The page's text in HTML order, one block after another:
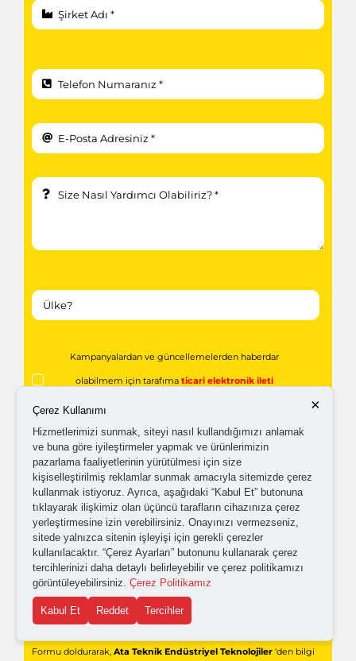
Kampanyalardan ve güncellemelerden haberdar
olabilmem için tarafımaticari elektronik ileti
Kişisel verilerimin işlenmesine yönelikaydınlatma ve
açık rıza metni'ni okudum,onaylıyorum.
Gönder
Formu doldurarak, Ata Teknik Endüstriyel Teknolojiler'den bilgi
×
Çerez Kullanımı
Hizmetlerimizi sunmak, siteyi nasıl kullandığımızı anlamak
ve buna göre iyileştirmeler yapmak ve ürünlerimizin
pazarlama faaliyetlerinin yürütülmesi için size
kişiselleştirilmiş reklamlar sunmak amacıyla sitemizde çerez
kullanmak istiyoruz. Ayrıca, aşağıdaki “Kabul Et” butonuna
tıklayarak ilişkimiz olan üçüncü tarafların cihazınıza çerez
yerleştirmesine izin verebilirsiniz. Onayınızı vermezseniz,
sitede yalnızca sitenin işleyişi için gerekli çerezler
kullanılacaktır. “Çerez Ayarları” butonunu kullanarak çerez
tercihlerinizi daha detaylı belirleyebilir ve çerez politikamızı
görüntüleyebilirsiniz. Çerez Politikamız
Kabul Et Reddet Tercihler